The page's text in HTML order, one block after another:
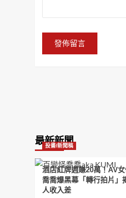
最新新聞
投書/新聞稿
酒店紅牌週賺20萬！AV
喬喬爆黑幕「轉行拍片」
人收入差